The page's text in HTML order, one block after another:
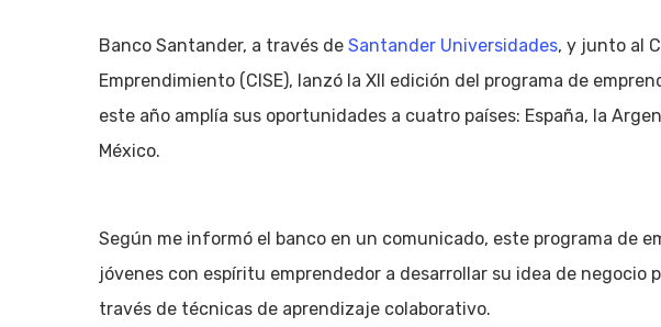
Banco Santander, a través de Santander Universidades, y junto al
Emprendimiento (CISE), lanzó la XII edición del programa de
este año amplía sus oportunidades a cuatro países: España, la
México.
Según me informó el banco en un comunicado, este programa de
jóvenes con espíritu emprendedor a desarrollar su idea de negocio
través de técnicas de aprendizaje colaborativo.